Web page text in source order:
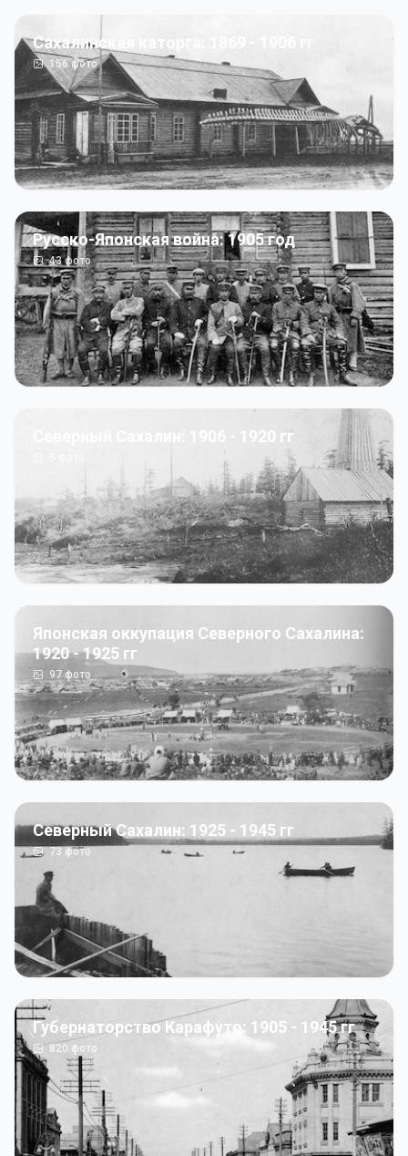
Сахалинская каторга: 1869 - 1906 гг
156фото
Русско-Японская война: 1905 год
43фото
Северный Сахалин: 1906 - 1920 гг
Японская оккупация Северного Сахалина:
1920 - 1925 гг
97 фото
Северный Сахалин: 1925 - 1945 гг
73фото
Губернаторство Карафуто: 1905 - 1945 гг
820 фото